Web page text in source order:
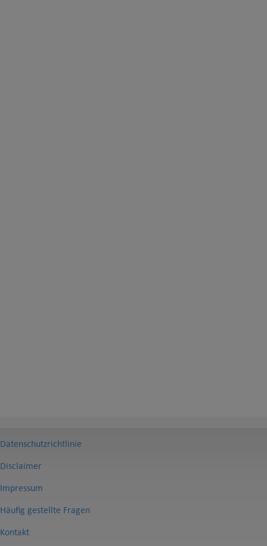
Datenschutzrichtlinie
Disclaimer
Impressum
Häufig gestellte Fragen
Kontakt